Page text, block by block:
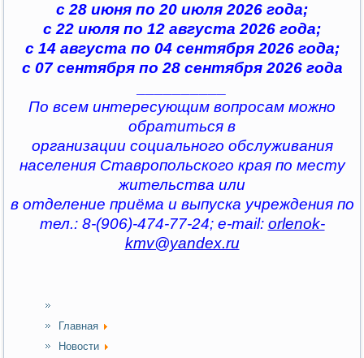
с 28 июня по 20 июля 2026 года;
с 22 июля по 12 августа 2026 года;
с 14 августа по 04 сентября 2026 года;
с 07 сентября по 28 сентября 2026 года
По всем интересующим вопросам можно
обратиться в
организации социального обслуживания
населения Ставропольского края по месту
жительства или
в отделение приёма и выпуска учреждения по
тел.: 8-(906)-474-77-24; e-mail: orlenok-
kmv@yandex.ru
Главная
Новости